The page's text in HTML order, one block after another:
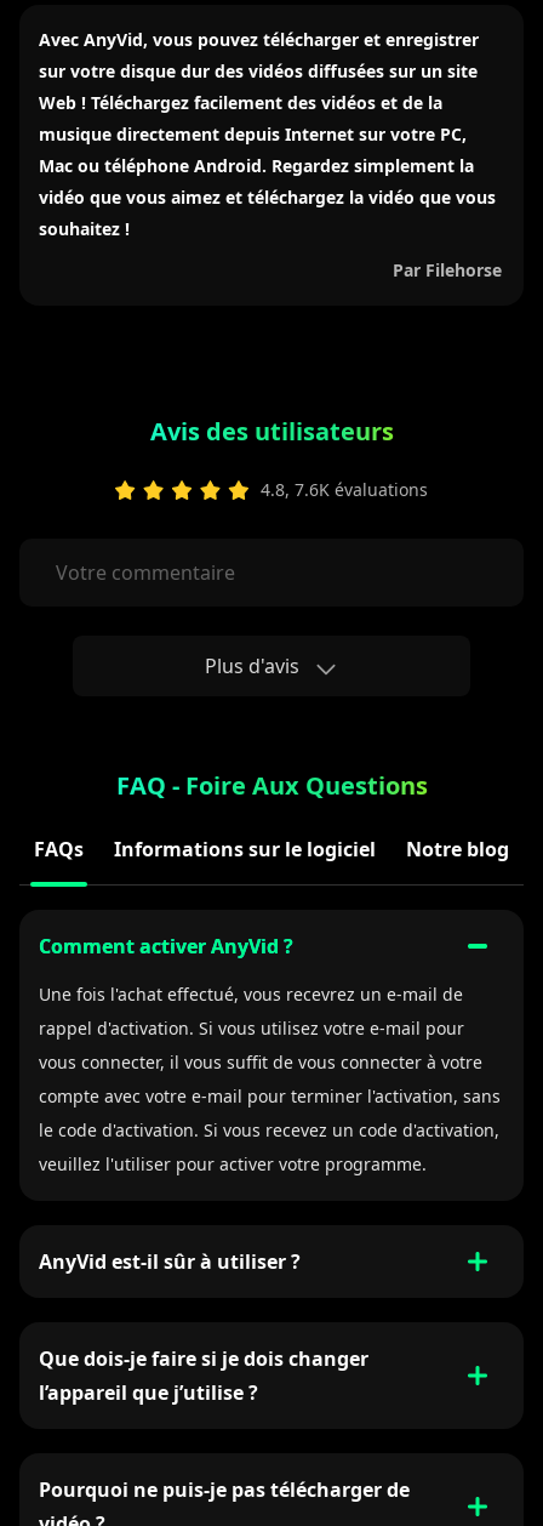
Avec AnyVid, vous pouvez télécharger et enregistrer
sur votre disque dur des vidéos diffusées sur un site
Web ! Téléchargez facilement des vidéos et de la
musique directement depuis Internet sur votre PC,
Mac ou téléphone Android. Regardez simplement la
vidéo que vous aimez et téléchargez la vidéo que vous
souhaitez !
Par Filehorse
Avis des utilisateurs
4.8, 7.6K évaluations
Votre commentaire
Plus d'avis
FAQ - Foire Aux Questions
FAQs Informations sur le logiciel Notre blog
Comment activer AnyVid ?
Une fois l'achat effectué, vous recevrez un e-mail de
rappel d'activation. Si vous utilisez votre e-mail pour
vous connecter, il vous suffit de vous connecter à votre
compte avec votre e-mail pour terminer l'activation, sans
le code d'activation. Si vous recevez un code d'activation,
veuillez l'utiliser pour activer votre programme.
AnyVid est-il sûr à utiliser ?
Que dois-je faire si je dois changer
l’appareil que j’utilise ?
Pourquoi ne puis-je pas télécharger de